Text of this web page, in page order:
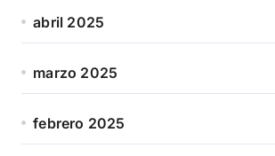
abril 2025
marzo 2025
febrero 2025